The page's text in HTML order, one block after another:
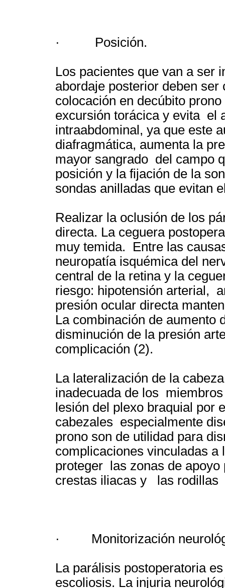
· Posición.
Los pacientes que van a ser
abordaje posterior deben
colocación en decúbito
excursión torácica y evita el
intraabdominal, ya que este
diafragmática, aumenta la
mayor sangrado del campo
posición y la fijación de la
sondas anilladas que evitan
Realizar la oclusión de los
directa. La ceguera
muy temida. Entre las
neuropatía isquémica del
central de la retina y la
riesgo: hipotensión arterial,
presión ocular directa
La combinación de aumento
disminución de la presión
complicación (2).
La lateralización de la
inadecuada de los
lesión del plexo braquial
cabezales especialmente
prono son de utilidad para
complicaciones vinculadas
proteger las zonas de
crestas iliacas y las rodillas
· Monitorización
La parálisis postoperatoria
escoliosis. La injuria